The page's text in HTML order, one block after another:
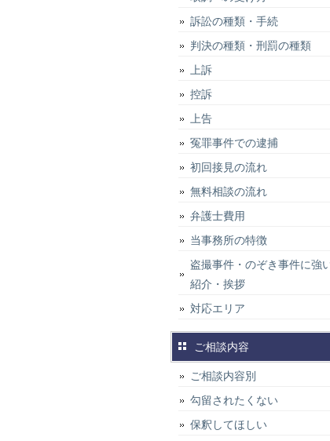
訴訟の種類・手続
判決の種類・刑罰の種類
上訴
控訴
上告
冤罪事件での逮捕
初回接見の流れ
無料相談の流れ
弁護士費用
当事務所の特徴
盗撮事件・のぞき事件に強
紹介・挨拶
対応エリア
ご相談内容
ご相談内容別
勾留されたくない
保釈してほしい